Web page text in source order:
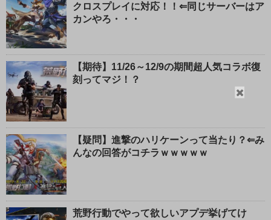
閉
る
クロスプレイに対応！！⇐同じサーバーはア
カンやろ・・・
【期待】11/26～12/9の期間超人気コラボ復
刻ってマジ！？
【疑問】進撃のハリケーンって当たり？⇐み
んなの回答がコチラｗｗｗｗｗ
荒野行動でやって欲しいアプデ挙げてけ